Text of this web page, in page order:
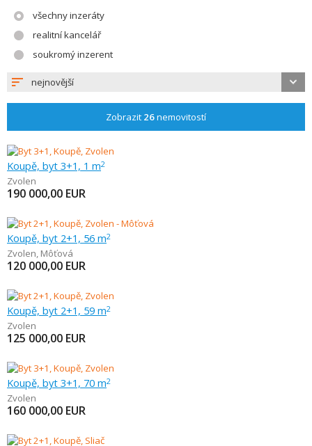
všechny inzeráty
realitní kancelář
soukromý inzerent
nejnovější
Zobrazit 26nemovitostí
Koupě, byt 3+1, 1 m2
Zvolen
190 000,00 EUR
Koupě, byt 2+1, 56 m2
Zvolen, Môťová
120 000,00 EUR
Koupě, byt 2+1, 59 m2
Zvolen
125 000,00 EUR
Koupě, byt 3+1, 70 m2
Zvolen
160 000,00 EUR